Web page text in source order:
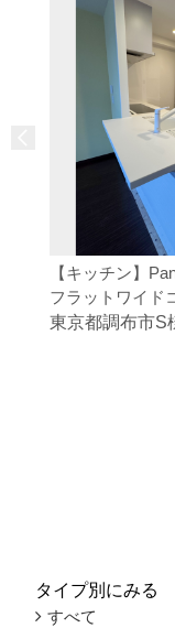
【キッチン】
フラットワイド
東京都調布市S
タイプ別にみる
すべて